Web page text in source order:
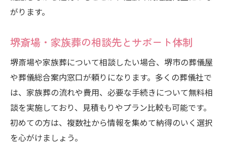
がります。
堺斎場・家族葬の相談先とサポート体制
堺斎場や家族葬について相談したい場合、堺市の葬儀屋
や葬儀総合案内窓口が頼りになります。多くの葬儀社で
は、家族葬の流れや費用、必要な手続きについて無料相
談を実施しており、見積もりやプラン比較も可能です。
初めての方は、複数社から情報を集めて納得のいく選択
を心がけましょう。